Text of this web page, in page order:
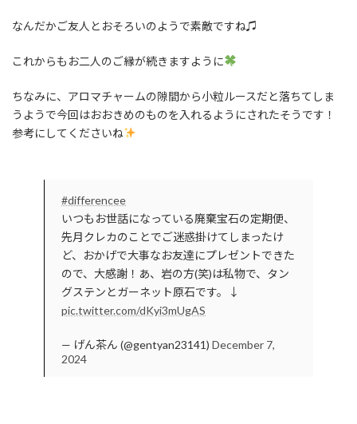
なんだかご友人とおそろいのようで素敵ですね♫
これからもお二人のご縁が続きますように
ちなみに、アロマチャームの隙間から小粒ルースだと落ちてしま
うようで今回はおおきめのものを入れるようにされたそうです！
参考にしてくださいね
#differencee
いつもお世話になっている廃棄宝石の定期便、
先月クレカのことでご迷惑掛けてしまったけ
ど、おかげで大事なお友達にプレゼントできた
ので、大感謝！あ、岩の方(笑)は私物で、タン
グステンとガーネット原石です。↓
pic.twitter.com/dKyi3mUgAS
— げん茶ん (@gentyan23141) December 7,
2024